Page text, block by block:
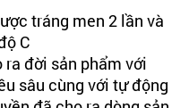
tráng men 2 lần và
C
ra đời sản phẩm với
sâu cùng với tự động